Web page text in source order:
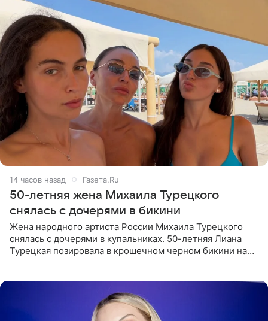
14 часов назад Газета.Ru
50-летняя жена Михаила Турецкого
снялась с дочерями в бикини
Жена народного артиста России Михаила Турецкого
снялась с дочерями в купальниках. 50-летняя Лиана
Турецкая позировала в крошечном черном бикини на